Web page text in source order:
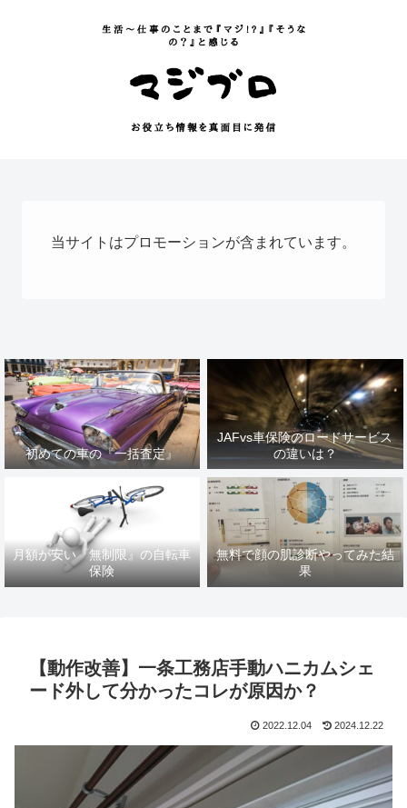
当サイトはプロモーションが含まれています。
初めての車の『一括査定』
JAFvs車保険のロードサービス
の違いは？
月額が安い『無制限』の自転車
保険
無料で顔の肌診断やってみた結
果
【動作改善】一条工務店手動ハニカムシェ
ード外して分かったコレが原因か？
2022.12.04 2024.12.22